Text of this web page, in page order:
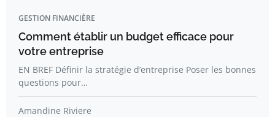
GESTION FINANCIÈRE
Comment établir un budget efficace pour
votre entreprise
EN BREF Définir la stratégie d’entreprise Poser les bonnes
questions pour…
Amandine Riviere